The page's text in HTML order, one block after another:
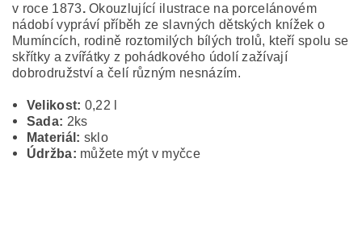
v roce 1873.Okouzlující ilustrace na porcelánovém
nádobí vypráví příběh ze slavných dětských knížek o
Mumíncích, rodině roztomilých bílých trolů, kteří spolu se
skřítky a zvířátky z pohádkového údolí zažívají
dobrodružství a čelí různým nesnázím.
Velikost: 0,22 l
Sada: 2ks
Materiál: sklo
Údržba: můžete mýt v myčce